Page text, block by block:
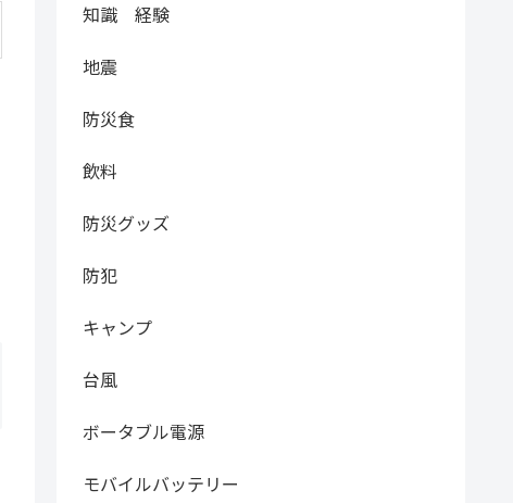
知識 経験
地震
防災食
飲料
防災グッズ
防犯
キャンプ
台風
ボータブル電源
モバイルバッテリー